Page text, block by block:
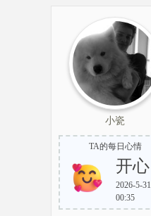
小瓷
TA的每日心情
开心
2026-5-31
00:35